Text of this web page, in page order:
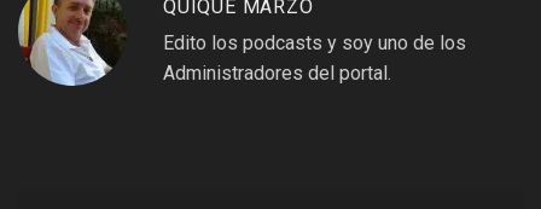
QUIQUE MARZO
Edito los podcasts y soy uno de los
Administradores del portal.